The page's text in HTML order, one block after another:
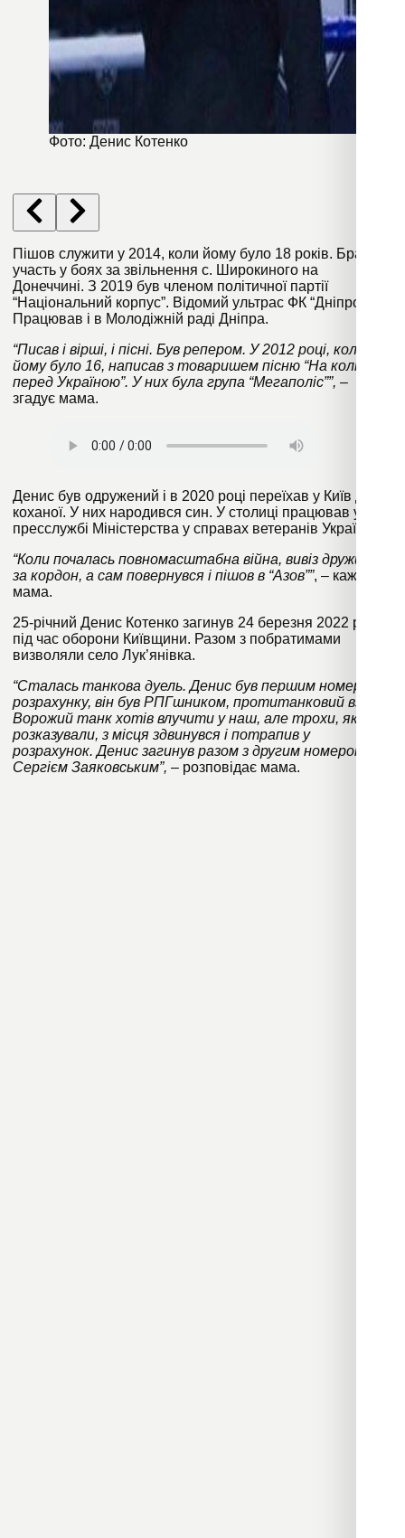
Фото: Денис Котенко
Пішов служити у 2014, коли йому було 18 років. Брав
участь у боях за звільнення с. Широкиного на
Донеччині. З 2019 був членом політичної партії
“Національний корпус”. Відомий ультрас ФК “Дніпро”.
Працював і в Молодіжній раді Дніпра.
“Писав і вірші, і пісні. Був репером. У 2012 році, коли
йому було 16, написав з товаришем пісню “На коліна
перед Україною”. У них була група “Мегаполіс””, –
згадує мама.
Денис був одружений і в 2020 році переїхав у Київ до
коханої. У них народився син. У столиці працював у
пресслужбі Міністерства у справах ветеранів України.
“Коли почалась повномасштабна війна, вивіз дружину
за кордон, а сам повернувся і пішов в “Азов””, – каже
мама.
25-річний Денис Котенко загинув 24 березня 2022 року
під час оборони Київщини. Разом з побратимами
визволяли село Лук’янівка.
“Сталась танкова дуель. Денис був першим номером у
розрахунку, він був РПГшником, протитанковий взвод.
Ворожий танк хотів влучити у наш, але трохи, як мені
розказували, з місця здвинувся і потрапив у
розрахунок. Денис загинув разом з другим номером,
Сергієм Заяковським”, – розповідає мама.